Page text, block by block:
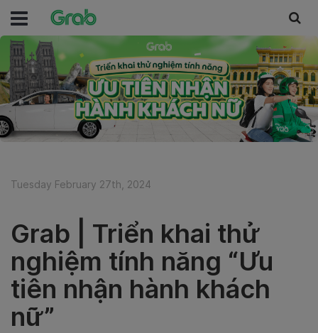
Tuesday February 27th, 2024
Grab | Triển khai thử
nghiệm tính năng “Ưu
tiên nhận hành khách
nữ”